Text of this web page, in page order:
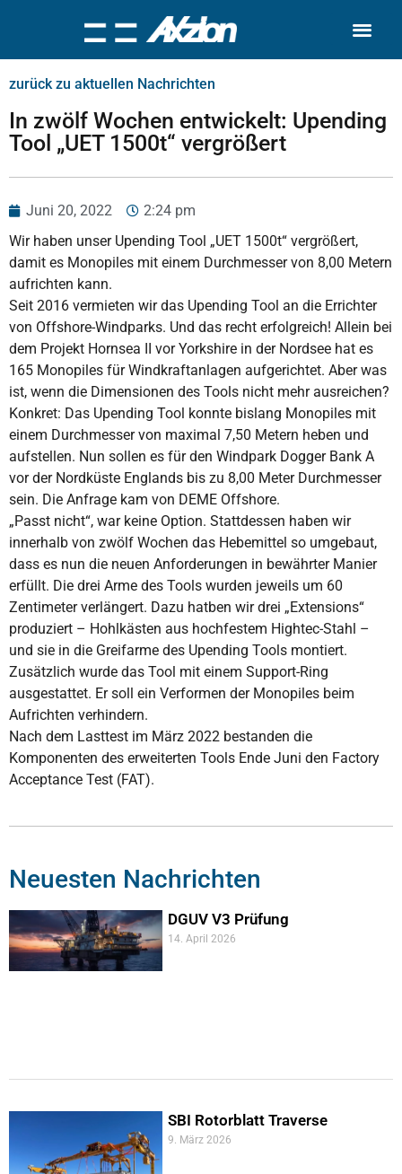
zurück zu aktuellen Nachrichten
In zwölf Wochen entwickelt: Upending
Tool „UET 1500t“ vergrößert
Juni 20, 2022
2:24 pm
Wir haben unser Upending Tool „UET 1500t“ vergrößert,
damit es Monopiles mit einem Durchmesser von 8,00 Metern
aufrichten kann.
Seit 2016 vermieten wir das Upending Tool an die Errichter
von Offshore-Windparks. Und das recht erfolgreich! Allein bei
dem Projekt Hornsea II vor Yorkshire in der Nordsee hat es
165 Monopiles für Windkraftanlagen aufgerichtet. Aber was
ist, wenn die Dimensionen des Tools nicht mehr ausreichen?
Konkret: Das Upending Tool konnte bislang Monopiles mit
einem Durchmesser von maximal 7,50 Metern heben und
aufstellen. Nun sollen es für den Windpark Dogger Bank A
vor der Nordküste Englands bis zu 8,00 Meter Durchmesser
sein. Die Anfrage kam von DEME Offshore.
„Passt nicht“, war keine Option. Stattdessen haben wir
innerhalb von zwölf Wochen das Hebemittel so umgebaut,
dass es nun die neuen Anforderungen in bewährter Manier
erfüllt. Die drei Arme des Tools wurden jeweils um 60
Zentimeter verlängert. Dazu hatben wir drei „Extensions“
produziert – Hohlkästen aus hochfestem Hightec-Stahl –
und sie in die Greifarme des Upending Tools montiert.
Zusätzlich wurde das Tool mit einem Support-Ring
ausgestattet. Er soll ein Verformen der Monopiles beim
Aufrichten verhindern.
Nach dem Lasttest im März 2022 bestanden die
Komponenten des erweiterten Tools Ende Juni den Factory
Acceptance Test (FAT).
Neuesten Nachrichten
DGUV V3 Prüfung
14. April 2026
SBI Rotorblatt Traverse
9. März 2026